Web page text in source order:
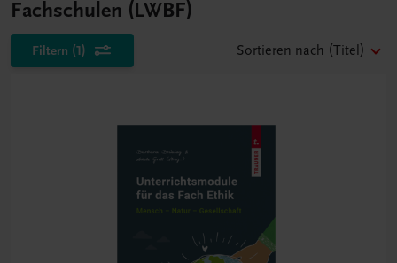
Fachschulen (LWBF)
Filtern (1) Sortieren nach (Titel)